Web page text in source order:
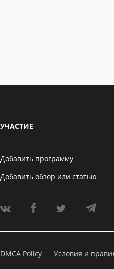
УЧАСТИЕ
Добавить программу
Добавить обзор или статью
DMCA Policy Условия и